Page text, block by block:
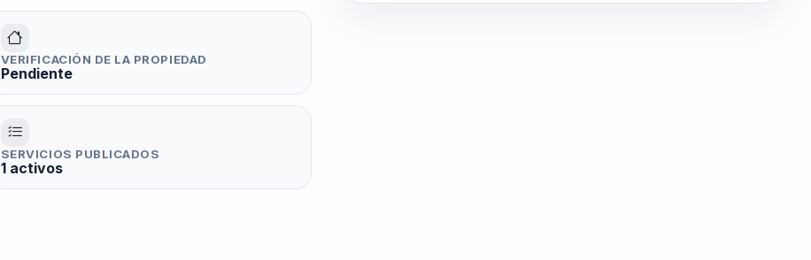
VERIFICACIÓN DE LA PROPIEDAD
Pendiente
SERVICIOS PUBLICADOS
1 activos